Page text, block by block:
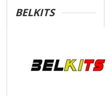
BELKITS